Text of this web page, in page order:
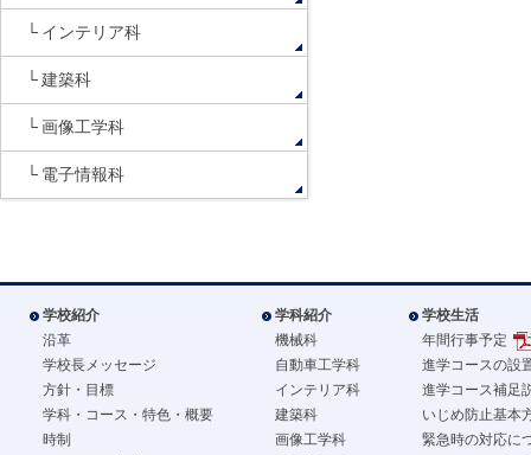
インテリア科
建築科
画像工学科
電子情報科
学校紹介
沿革
学校長メッセージ
方針・目標
学科・コース・特色・概要
時制
学科紹介
機械科
自動車工学科
インテリア科
建築科
画像工学科
学校生活
年間行事予定
進学コースの設
進学コース補足
いじめ防止基本
緊急時の対応に